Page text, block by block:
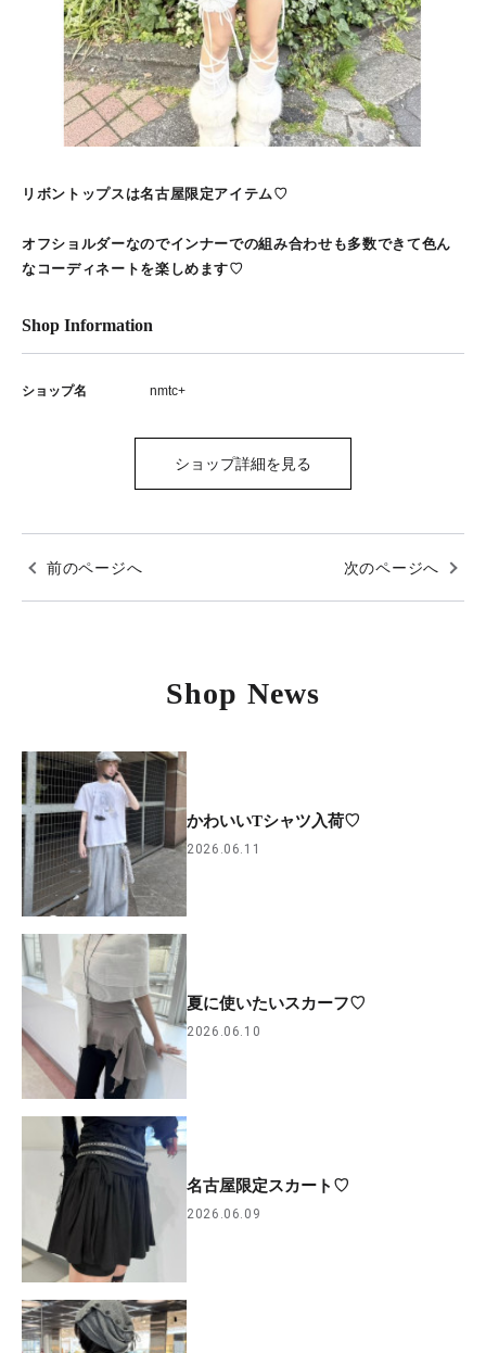
リボントップスは名古屋限定アイテム♡
オフショルダーなのでインナーでの組み合わせも多数できて色ん
なコーディネートを楽しめます♡
Shop Information
ショップ名 nmtc+
ショップ詳細を見る
前のページへ 次のページへ
Shop News
かわいいTシャツ入荷♡
2026.06.11
夏に使いたいスカーフ♡
2026.06.10
名古屋限定スカート♡
2026.06.09